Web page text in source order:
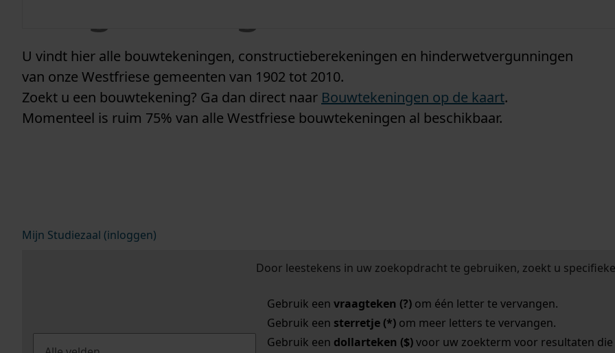
U vindt hier alle bouwtekeningen, constructieberekeningen en hinderwetvergunningen
van onze Westfriese gemeenten van 1902 tot 2010.
Zoekt u een bouwtekening? Ga dan direct naar Bouwtekeningen op de kaart.
Momenteel is ruim 75% van alle Westfriese bouwtekeningen al beschikbaar.
Mijn Studiezaal (inloggen)
Door leestekens in uw zoekopdracht te gebruiken, zoekt u
Gebruik een vraagteken (?)om één letter te vervangen.
Gebruik een sterretje (*)om meer letters te vervangen.
Gebruik een dollarteken ($)voor uw zoekterm voor resultaten die